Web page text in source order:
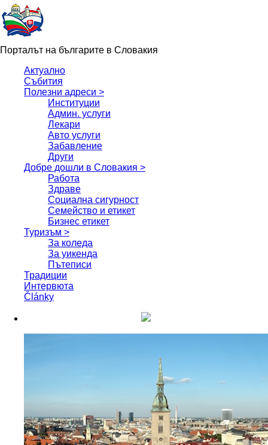
Порталът на българите в Словакия
Актуално
Събития
Полезни адреси >
Институции
Админ. услуги
Лекари
Авто услуги
Забавление
Други
Добре дошли в Словакия >
Работа
Здраве
Социална сигурност
Семейство и етикет
Бизнес етикет
Туризъм >
За коледа
За уикенда
Пътеписи
Традиции
Интервюта
Články